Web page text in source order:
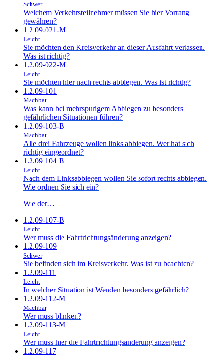
Schwer
Welchem Verkehrsteilnehmer müssen Sie hier Vorrang
gewähren?
1.2.09-021-M
Leicht
Sie möchten den Kreisverkehr an dieser Ausfahrt verlassen.
Was ist richtig?
1.2.09-022-M
Leicht
Sie möchten hier nach rechts abbiegen. Was ist richtig?
1.2.09-101
Machbar
Was kann bei mehrspurigem Abbiegen zu besonders
gefährlichen Situationen führen?
1.2.09-103-B
Machbar
Alle drei Fahrzeuge wollen links abbiegen. Wer hat sich
richtig eingeordnet?
1.2.09-104-B
Leicht
Nach dem Linksabbiegen wollen Sie sofort rechts abbiegen.
Wie ordnen Sie sich ein?
Wie der…
1.2.09-107-B
Leicht
Wer muss die Fahrtrichtungsänderung anzeigen?
1.2.09-109
Schwer
Sie befinden sich im Kreisverkehr. Was ist zu beachten?
1.2.09-111
Leicht
In welcher Situation ist Wenden besonders gefährlich?
1.2.09-112-M
Machbar
Wer muss blinken?
1.2.09-113-M
Leicht
Wer muss hier die Fahrtrichtungsänderung anzeigen?
1.2.09-117